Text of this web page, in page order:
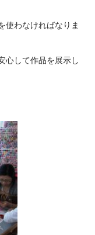
使わなければなりま
心して作品を展示し